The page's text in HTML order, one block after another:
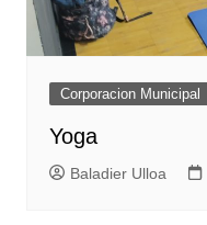
Corporacion Municipal
Yoga
Baladier Ulloa